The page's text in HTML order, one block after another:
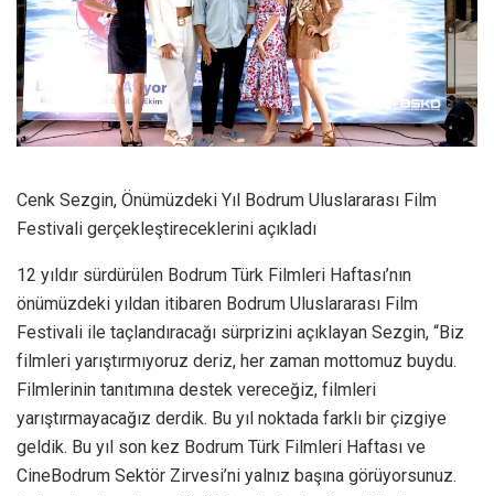
Cenk Sezgin, Önümüzdeki Yıl Bodrum Uluslararası Film
Festivali gerçekleştireceklerini açıkladı
12 yıldır sürdürülen Bodrum Türk Filmleri Haftası’nın
önümüzdeki yıldan itibaren Bodrum Uluslararası Film
Festivali ile taçlandıracağı sürprizini açıklayan Sezgin, “Biz
filmleri yarıştırmıyoruz deriz, her zaman mottomuz buydu.
Filmlerinin tanıtımına destek vereceğiz, filmleri
yarıştırmayacağız derdik. Bu yıl noktada farklı bir çizgiye
geldik. Bu yıl son kez Bodrum Türk Filmleri Haftası ve
CineBodrum Sektör Zirvesi’ni yalnız başına görüyorsunuz.